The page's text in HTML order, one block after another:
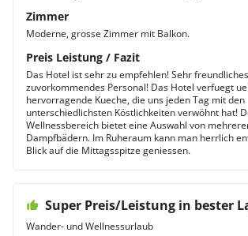
Zimmer
Moderne, grosse Zimmer mit Balkon.
Preis Leistung / Fazit
Das Hotel ist sehr zu empfehlen! Sehr
zuvorkommendes Personal! Das Hotel verfuegt
hervorragende Kueche, die uns jeden Tag mit den
unterschiedlichsten Köstlichkeiten verwöhnt hat!
Wellnessbereich bietet eine Auswahl von
Dampfbädern. Im Ruheraum kann man herrlich
Blick auf die Mittagsspitze geniessen.
Super Preis/Leistung in bester
Wander- und Wellnessurlaub